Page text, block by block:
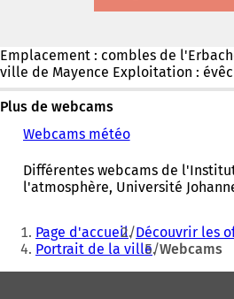
Emplacement : combles de
ville de Mayence Exploitation :
Plus de webcams
Webcams météo(
'
o
r
e
d
Différentes webcams de
l'atmosphère, Université
Vous
êtes
ici
Page d'accueil Découvrir les
Portrait de la ville Webcams